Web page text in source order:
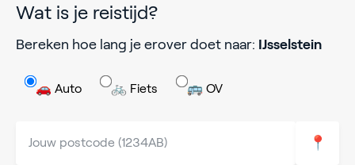
Wat is je reistijd?
Bereken hoe lang je erover doet naar: IJsselstein
🚗 Auto 🚲 Fiets 🚌 OV
📍